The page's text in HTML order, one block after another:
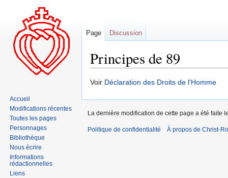
Principes de 89
Aller
navigation
Aller
recherche
Voir Déclaration des Droits de l'Homme
Page Discussion
Accueil
Modifications récentes
Toutes les pages
Personnages
Bibliothèque
Nous écrire
Informations
rédactionnelles
Liens
La dernière modification de cette page a été faite
Politique de confidentialité À propos de Christ-